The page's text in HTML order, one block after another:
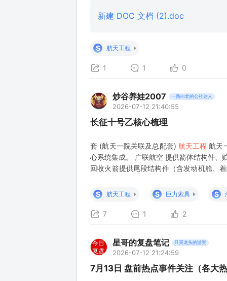
新建 DOC 文档 (2).doc
S 航天工程
1 1 0
炒谷养娃2007 一路向北的公社达人
2026-07-12 21:40:55
长征十号乙核心梳理
套 (航天一院关联及总配套) 航天工程 航天
心系统集成。 广联航空 提供箭体结构件、
回收火箭提供尾段结构件（含发动机舱、
动力 燃气轮机技术可延伸至火
S 航天工程 S 巨力索具 S
7 1 2
星哥的复盘笔记 只买龙头的游资
2026-07-12 21:24:59
7月13日 盘前热点事件关注（各大